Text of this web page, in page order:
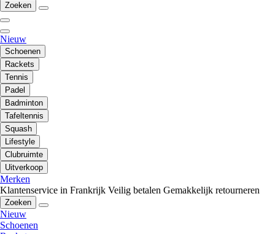
Zoeken
Nieuw
Schoenen
Rackets
Tennis
Padel
Badminton
Tafeltennis
Squash
Lifestyle
Clubruimte
Uitverkoop
Merken
Klantenservice in Frankrijk Veilig betalen Gemakkelijk retourneren
Zoeken
Nieuw
Schoenen